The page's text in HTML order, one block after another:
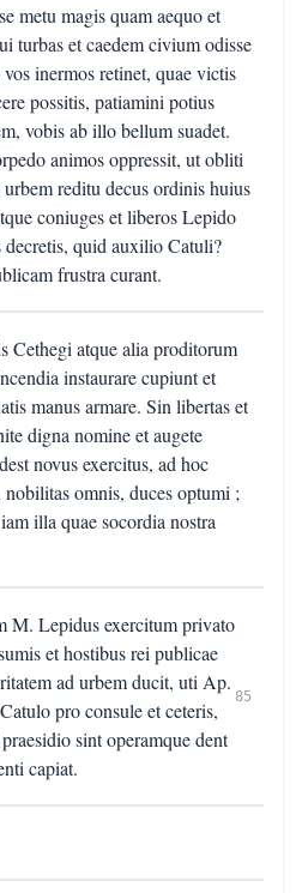
metu magis quam aequo et
turbas et caedem civium odisse
inermos retinet, quae victis
possitis, patiamini potius
vobis ab illo bellum suadet.
animos oppressit, ut obliti
reditu decus ordinis huius
coniuges et liberos Lepido
quid auxilio Catuli?
frustra curant.
Cethegi atque alia proditorum
instaurare cupiunt et
manus armare. Sin libertas et
digna nomine et augete
novus exercitus, ad hoc
omnis, duces optumi ;
illa quae socordia nostra
M. Lepidus exercitum privato
et hostibus rei publicae
ad urbem ducit, uti Ap.
pro consule et ceteris,
sint operamque dent
capiat.
85